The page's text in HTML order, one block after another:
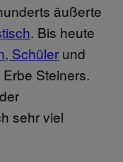
äußerte
. Bis heute
Schüler und
Steiners.
sehr viel